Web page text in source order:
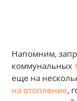
Напомним,
коммунальных
еще на
на отопление,